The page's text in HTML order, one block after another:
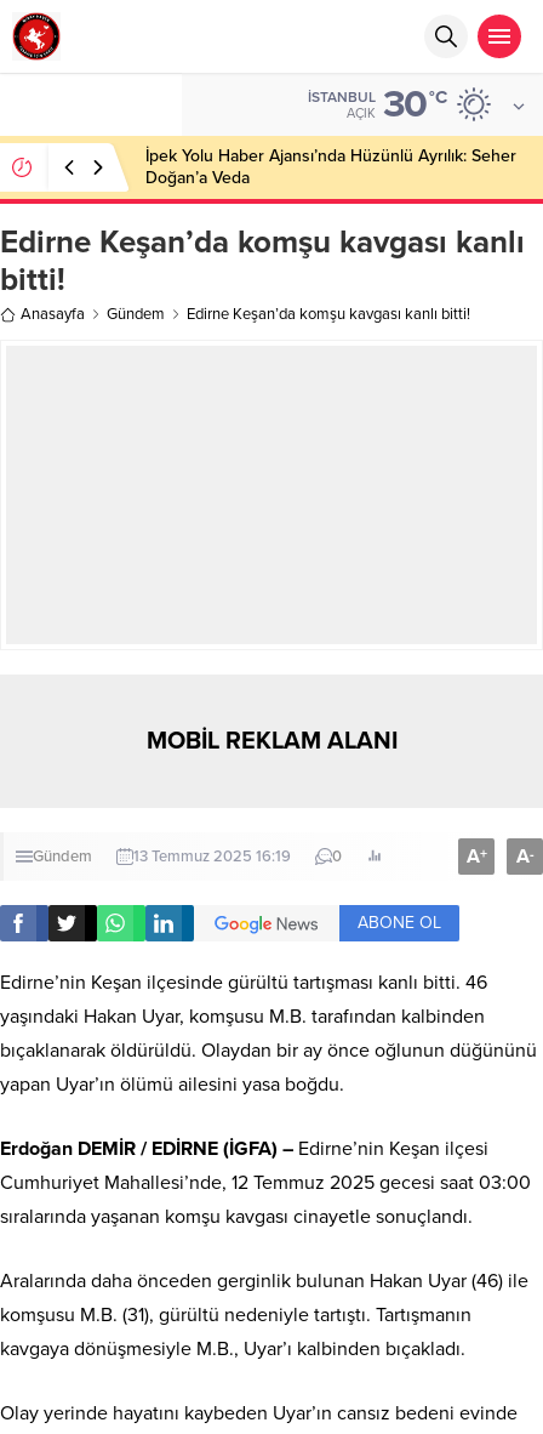
İSTANBUL
AÇIK 30°C
İpek Yolu Haber Ajansı’nda Hüzünlü Ayrılık: Seher
Doğan’a Veda
Edirne Keşan’da komşu kavgası kanlı
bitti!
Anasayfa Gündem Edirne Keşan’da komşu kavgası kanlı bitti!
MOBİL REKLAM ALANI
Gündem 13 Temmuz 2025 16:19 0 A+ A-
ABONE OL
Edirne’nin Keşan ilçesinde gürültü tartışması kanlı bitti. 46
yaşındaki Hakan Uyar, komşusu M.B. tarafından kalbinden
bıçaklanarak öldürüldü. Olaydan bir ay önce oğlunun düğününü
yapan Uyar’ın ölümü ailesini yasa boğdu.
Erdoğan DEMİR / EDİRNE (İGFA) – Edirne’nin Keşan ilçesi
Cumhuriyet Mahallesi’nde, 12 Temmuz 2025 gecesi saat 03:00
sıralarında yaşanan komşu kavgası cinayetle sonuçlandı.
Aralarında daha önceden gerginlik bulunan Hakan Uyar (46) ile
komşusu M.B. (31), gürültü nedeniyle tartıştı. Tartışmanın
kavgaya dönüşmesiyle M.B., Uyar’ı kalbinden bıçakladı.
Olay yerinde hayatını kaybeden Uyar’ın cansız bedeni evinde